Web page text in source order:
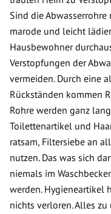
Sind die
marode und leicht
Hausbewohner
Verstopfungen der
vermeiden. Durch eine
Rückständen kommen
Rohre werden ganz
Toilettenartikel und
ratsam, Filtersiebe an
nutzen. Das was sich
niemals im
werden. Hygieneartikel
nichts verloren. Alles